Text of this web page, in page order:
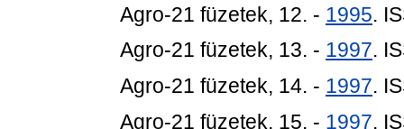
Agro-21 füzetek, 12. - 1995.
Agro-21 füzetek, 13. - 1997.
Agro-21 füzetek, 14. - 1997.
Agro-21 füzetek, 15. - 1997.